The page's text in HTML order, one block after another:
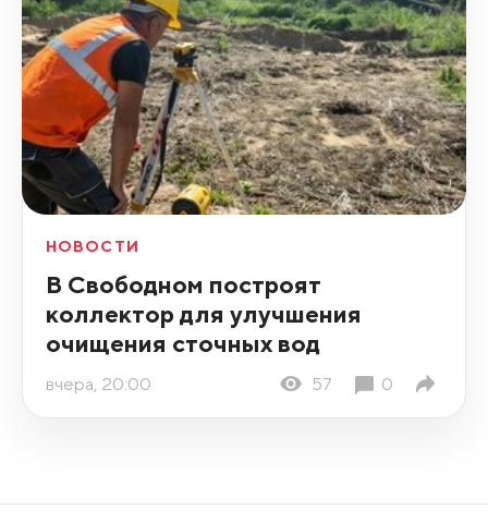
НОВОСТИ
В Свободном построят
коллектор для улучшения
очищения сточных вод
вчера, 20:00 57 0